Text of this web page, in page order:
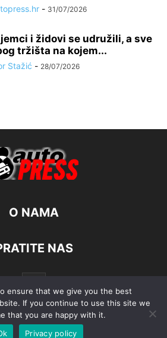
- 31/07/2026
i židovi se udružili, a sve
tržišta na kojem...
Stažić - 28/07/2026
O NAMA
NAS
- Sva prava pridržana.
ensure that we give you the best
If you continue to use this site we
that you are happy with it.
Privacy policy